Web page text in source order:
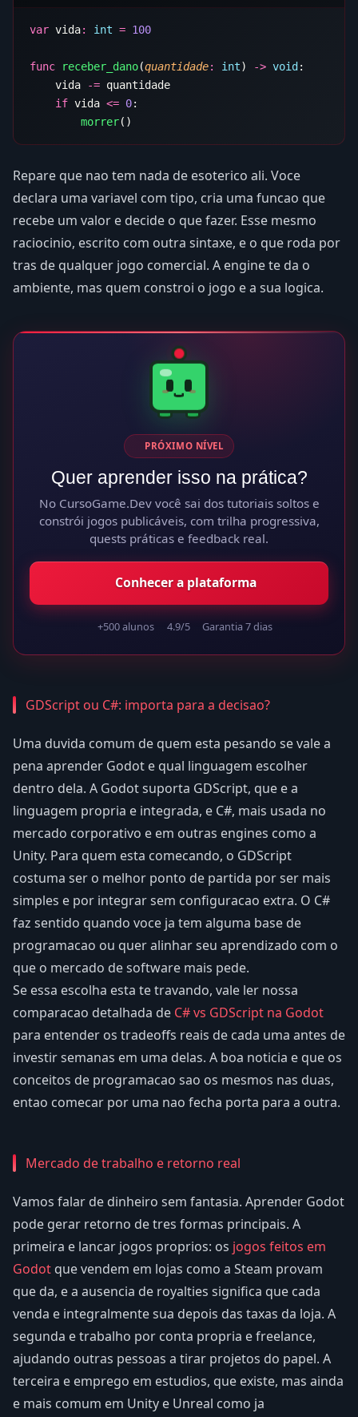
var vida: int =
func receber_dano(quantidade: int) -> void
    vida
-=
    if
vida <= 0
        morrer
Repare que nao tem nada de esoterico ali. Voce
declara uma variavel com tipo, cria uma funcao que
recebe um valor e decide o que fazer. Esse mesmo
raciocinio, escrito com outra sintaxe, e o que roda por
tras de qualquer jogo comercial. A engine te da o
ambiente, mas quem constroi o jogo e a sua logica.
PRÓXIMO NÍVEL
Quer aprender isso na prática?
No CursoGame.Dev você sai dos tutoriais soltos e
constrói jogos publicáveis, com trilha progressiva,
quests práticas e feedback real.
Conhecer a plataforma
+500 alunos 4.9/5 Garantia 7 dias
GDScript ou C#: importa para a decisao?
Uma duvida comum de quem esta pesando se vale a
pena aprender Godot e qual linguagem escolher
dentro dela. A Godot suporta GDScript, que e a
linguagem propria e integrada, e C#, mais usada no
mercado corporativo e em outras engines como a
Unity. Para quem esta comecando, o GDScript
costuma ser o melhor ponto de partida por ser mais
simples e por integrar sem configuracao extra. O C#
faz sentido quando voce ja tem alguma base de
programacao ou quer alinhar seu aprendizado com o
que o mercado de software mais pede.
Se essa escolha esta te travando, vale ler nossa
comparacao detalhada de C# vs GDScript na Godot
para entender os tradeoffs reais de cada uma antes de
investir semanas em uma delas. A boa noticia e que os
conceitos de programacao sao os mesmos nas duas,
entao comecar por uma nao fecha porta para a outra.
Mercado de trabalho e retorno real
Vamos falar de dinheiro sem fantasia. Aprender Godot
pode gerar retorno de tres formas principais. A
primeira e lancar jogos proprios: os jogos feitos em
Godot que vendem em lojas como a Steam provam
que da, e a ausencia de royalties significa que cada
venda e integralmente sua depois das taxas da loja. A
segunda e trabalho por conta propria e freelance,
ajudando outras pessoas a tirar projetos do papel. A
terceira e emprego em estudios, que existe, mas ainda
e mais comum em Unity e Unreal como ja